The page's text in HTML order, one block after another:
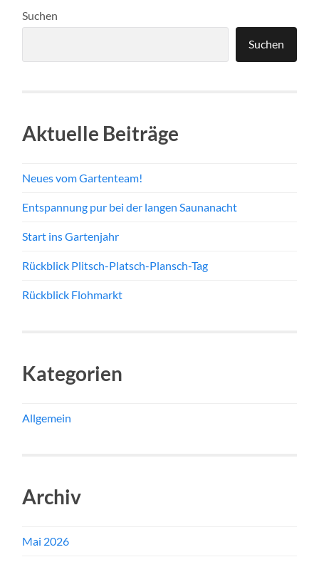
Suchen
Suchen
Aktuelle Beiträge
Neues vom Gartenteam!
Entspannung pur bei der langen Saunanacht
Start ins Gartenjahr
Rückblick Plitsch-Platsch-Plansch-Tag
Rückblick Flohmarkt
Kategorien
Allgemein
Archiv
Mai 2026